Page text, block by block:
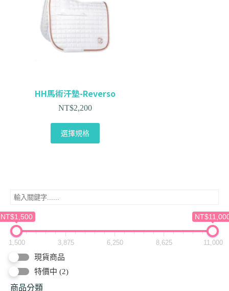
NT$1,500
1,500 3,875 6,250 8,625 11,000
現貨商品
特價中 (2)
商品分類
HH馬術汗墊-Reverso
NT$2,200
選擇規格